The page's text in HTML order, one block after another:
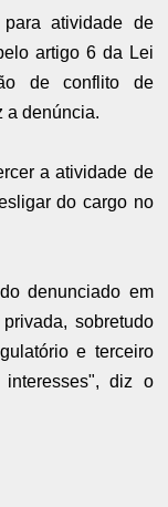
atividade de
artigo 6 da Lei
de conflito de
a denúncia.
a atividade de
do cargo no
denunciado em
sobretudo
e terceiro
interesses", diz o